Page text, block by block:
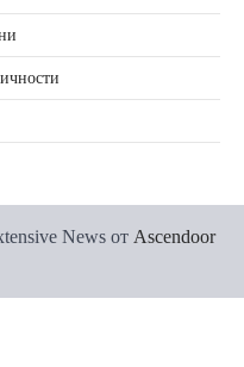
News от Ascendoor